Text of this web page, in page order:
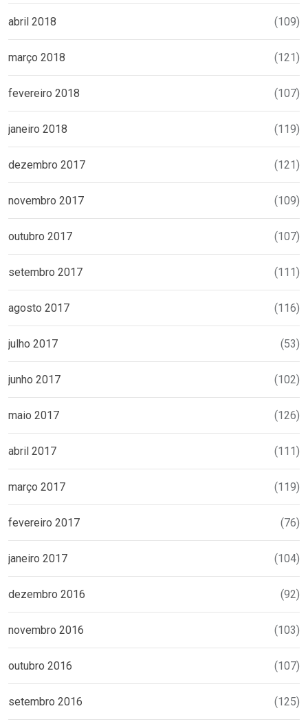
abril 2018 (109)
março 2018 (121)
fevereiro 2018 (107)
janeiro 2018 (119)
dezembro 2017 (121)
novembro 2017 (109)
outubro 2017 (107)
setembro 2017 (111)
agosto 2017 (116)
julho 2017 (53)
junho 2017 (102)
maio 2017 (126)
abril 2017 (111)
março 2017 (119)
fevereiro 2017 (76)
janeiro 2017 (104)
dezembro 2016 (92)
novembro 2016 (103)
outubro 2016 (107)
setembro 2016 (125)